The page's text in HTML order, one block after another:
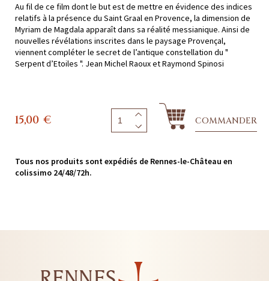
Au fil de ce film dont le but est de mettre en évidence des indices
relatifs à la présence du Saint Graal en Provence, la dimension de
Myriam de Magdala apparaît dans sa réalité messianique. Ainsi de
nouvelles révélations inscrites dans le paysage Provençal,
viennent compléter le secret de l’antique constellation du "
Serpent d’Etoiles ". Jean Michel Raoux et Raymond Spinosi
15,00 € COMMANDER
Tous nos produits sont expédiés de Rennes-le-Château en
colissimo 24/48/72h.